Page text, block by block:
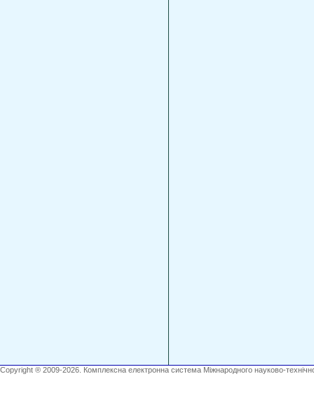
Copyright ® 2009-2026. Комплексна електронна система Міжнародного науково-